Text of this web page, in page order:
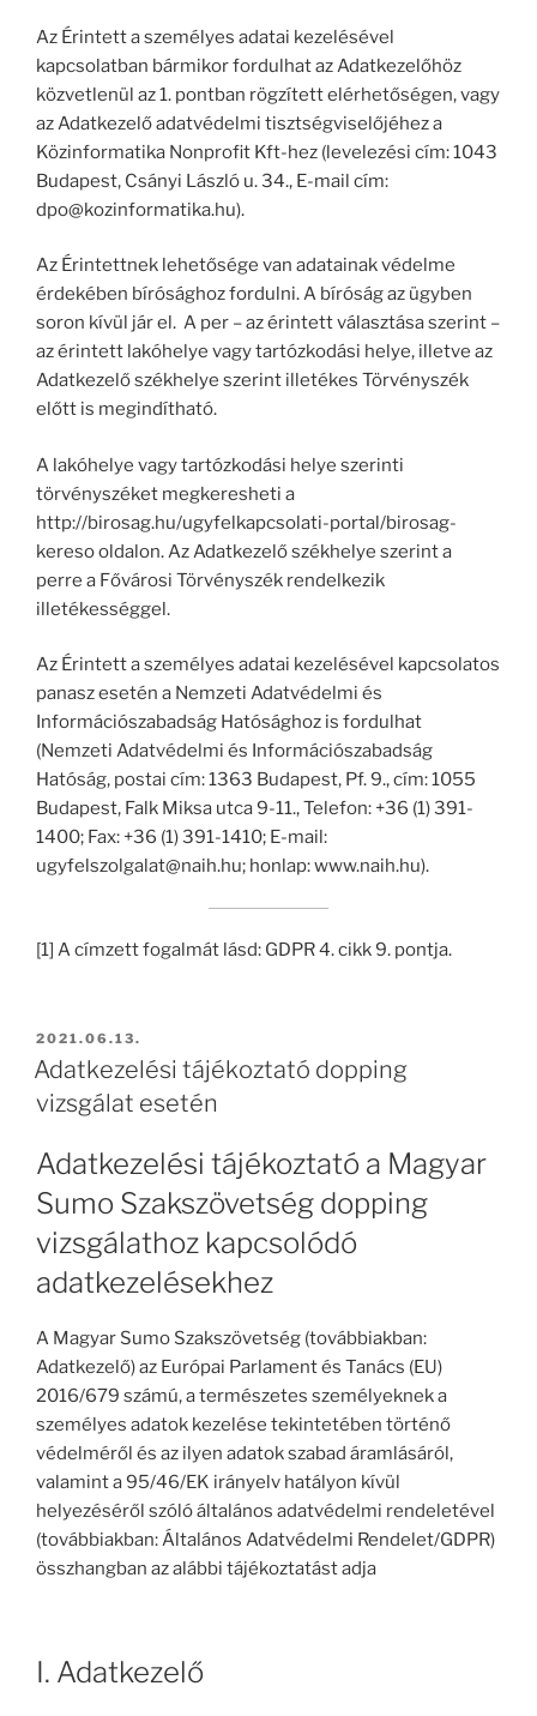
Az Érintett a személyes adatai kezelésével
kapcsolatban bármikor fordulhat az Adatkezelőhöz
közvetlenül az 1. pontban rögzített elérhetőségen, vagy
az Adatkezelő adatvédelmi tisztségviselőjéhez a
Közinformatika Nonprofit Kft-hez (levelezési cím: 1043
Budapest, Csányi László u. 34., E-mail cím:
dpo@kozinformatika.hu).
Az Érintettnek lehetősége van adatainak védelme
érdekében bírósághoz fordulni. A bíróság az ügyben
soron kívül jár el. A per – az érintett választása szerint –
az érintett lakóhelye vagy tartózkodási helye, illetve az
Adatkezelő székhelye szerint illetékes Törvényszék
előtt is megindítható.
A lakóhelye vagy tartózkodási helye szerinti
törvényszéket megkeresheti a
http://birosag.hu/ugyfelkapcsolati-portal/birosag-
kereso oldalon. Az Adatkezelő székhelye szerint a
perre a Fővárosi Törvényszék rendelkezik
illetékességgel.
Az Érintett a személyes adatai kezelésével kapcsolatos
panasz esetén a Nemzeti Adatvédelmi és
Információszabadság Hatósághoz is fordulhat
(Nemzeti Adatvédelmi és Információszabadság
Hatóság, postai cím: 1363 Budapest, Pf. 9., cím: 1055
Budapest, Falk Miksa utca 9-11., Telefon: +36 (1) 391-
1400; Fax: +36 (1) 391-1410; E-mail:
ugyfelszolgalat@naih.hu; honlap: www.naih.hu).
[1] A címzett fogalmát lásd: GDPR 4. cikk 9. pontja.
BEKÜLDVE:
2021.06.13.
Adatkezelési tájékoztató dopping
vizsgálat esetén
Adatkezelési tájékoztató a Magyar
Sumo Szakszövetség dopping
vizsgálathoz kapcsolódó
adatkezelésekhez
A Magyar Sumo Szakszövetség (továbbiakban:
Adatkezelő) az Európai Parlament és Tanács (EU)
2016/679 számú, a természetes személyeknek a
személyes adatok kezelése tekintetében történő
védelméről és az ilyen adatok szabad áramlásáról,
valamint a 95/46/EK irányelv hatályon kívül
helyezéséről szóló általános adatvédelmi rendeletével
(továbbiakban: Általános Adatvédelmi Rendelet/GDPR)
összhangban az alábbi tájékoztatást adja
I. Adatkezelő